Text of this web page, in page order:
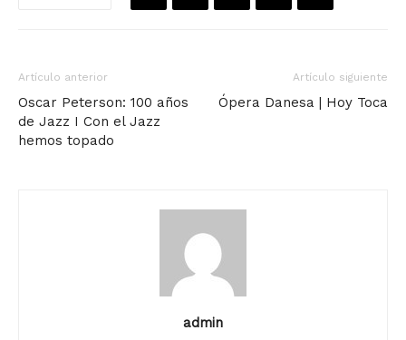
Artículo anterior
Oscar Peterson: 100 años
de Jazz I Con el Jazz
hemos topado
Artículo siguiente
Ópera Danesa | Hoy Toca
admin